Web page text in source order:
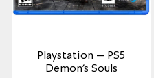
Playstation – PS5
Demon's Souls